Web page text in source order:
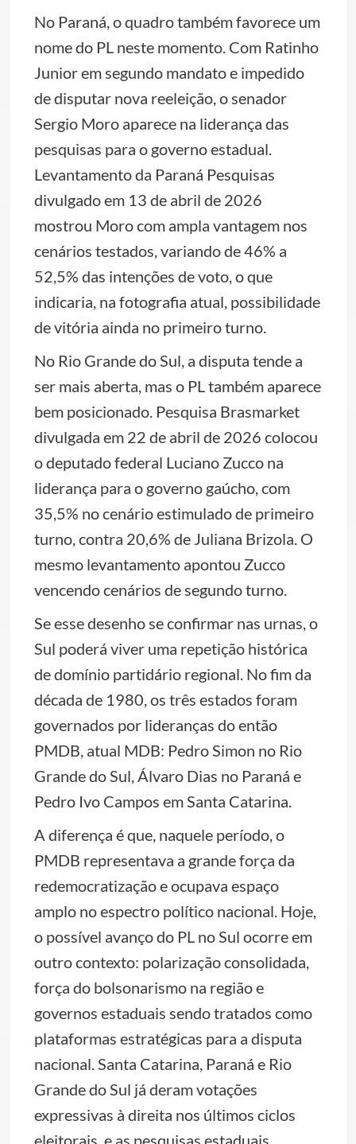
No Paraná, o quadro também favorece um
nome do PL neste momento. Com Ratinho
Junior em segundo mandato e impedido
de disputar nova reeleição, o senador
Sergio Moro aparece na liderança das
pesquisas para o governo estadual.
Levantamento da Paraná Pesquisas
divulgado em 13 de abril de 2026
mostrou Moro com ampla vantagem nos
cenários testados, variando de 46% a
52,5% das intenções de voto, o que
indicaria, na fotografia atual, possibilidade
de vitória ainda no primeiro turno.
No Rio Grande do Sul, a disputa tende a
ser mais aberta, mas o PL também aparece
bem posicionado. Pesquisa Brasmarket
divulgada em 22 de abril de 2026 colocou
o deputado federal Luciano Zucco na
liderança para o governo gaúcho, com
35,5% no cenário estimulado de primeiro
turno, contra 20,6% de Juliana Brizola. O
mesmo levantamento apontou Zucco
vencendo cenários de segundo turno.
Se esse desenho se confirmar nas urnas, o
Sul poderá viver uma repetição histórica
de domínio partidário regional. No fim da
década de 1980, os três estados foram
governados por lideranças do então
PMDB, atual MDB: Pedro Simon no Rio
Grande do Sul, Álvaro Dias no Paraná e
Pedro Ivo Campos em Santa Catarina.
A diferença é que, naquele período, o
PMDB representava a grande força da
redemocratização e ocupava espaço
amplo no espectro político nacional. Hoje,
o possível avanço do PL no Sul ocorre em
outro contexto: polarização consolidada,
força do bolsonarismo na região e
governos estaduais sendo tratados como
plataformas estratégicas para a disputa
nacional. Santa Catarina, Paraná e Rio
Grande do Sul já deram votações
expressivas à direita nos últimos ciclos
eleitorais, e as pesquisas estaduais